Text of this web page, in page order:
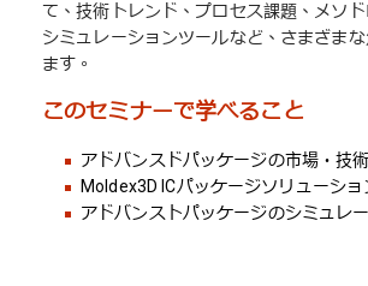
て、技術トレンド、プロセス課題、メソド
シミュレーションツールなど、さまざま
ます。
このセミナーで学べること
アドバンスドパッケージの市場・技
Moldex3D ICパッケージソリューショ
アドバンストパッケージのシミュレ